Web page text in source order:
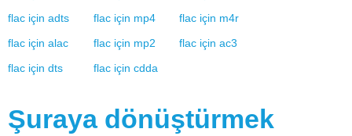
flac için adts flac için mp4 flac için m4r
flac için alac flac için mp2 flac için ac3
flac için dts flac için cdda
Şuraya dönüştürmek